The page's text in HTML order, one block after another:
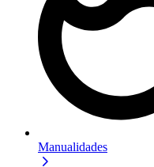
Manualidades